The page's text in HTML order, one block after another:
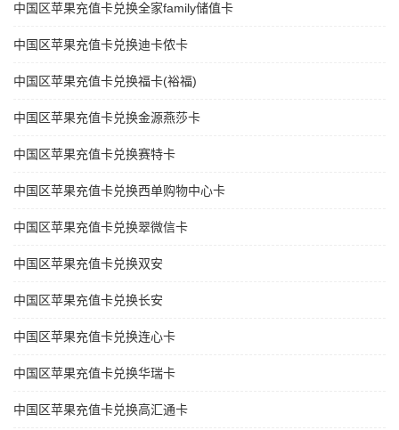
中国区苹果充值卡兑换全家family储值卡
中国区苹果充值卡兑换迪卡侬卡
中国区苹果充值卡兑换福卡(裕福)
中国区苹果充值卡兑换金源燕莎卡
中国区苹果充值卡兑换赛特卡
中国区苹果充值卡兑换西单购物中心卡
中国区苹果充值卡兑换翠微信卡
中国区苹果充值卡兑换双安
中国区苹果充值卡兑换长安
中国区苹果充值卡兑换连心卡
中国区苹果充值卡兑换华瑞卡
中国区苹果充值卡兑换高汇通卡